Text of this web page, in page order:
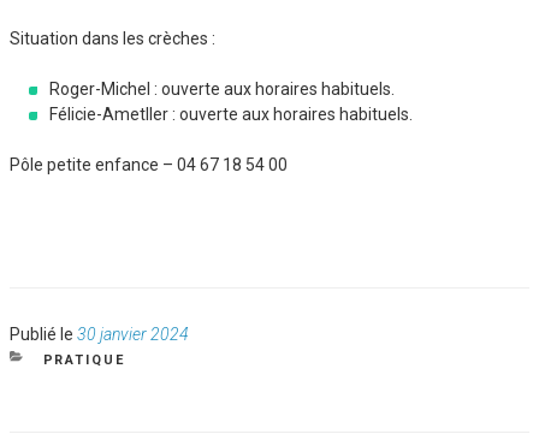
Situation dans les crèches :
Roger-Michel : ouverte aux horaires habituels.
Félicie-Ametller : ouverte aux horaires habituels.
Pôle petite enfance – 04 67 18 54 00
Publié le Publié
le
30 janvier 2024
CATÉGORIES
PRATIQUE